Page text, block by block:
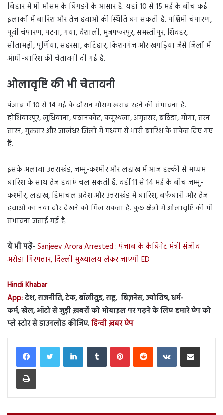
बिहार में भी मौसम के बिगड़ने के आसार हैं. यहां 10 से 15 मई के बीच कई
इलाकों में बारिश और तेज हवाओं की स्थिति बन सकती है. पश्चिमी चंपारण,
पूर्वी चंपारण, पटना, गया, वैशाली, मुजफ्फरपुर, समस्तीपुर, शिवहर,
सीतामढ़ी, पूर्णिया, सहरसा, कटिहार, किशनगंज और खगड़िया जैसे जिलों में
आंधी-बारिश की चेतावनी दी गई है.
ओलावृष्टि की भी चेतावनी
पंजाब में 10 से 14 मई के दौरान मौसम खराब रहने की संभावना है.
होशियारपुर, लुधियाना, पठानकोट, कपूरथला, अमृतसर, बठिंडा, मोगा, तरन
तारन, मुक्तसर और जालंधर जिलों में मध्यम से भारी बारिश के संकेत दिए गए
हैं.
इसके अलावा उत्तराखंड, जम्मू-कश्मीर और लद्दाख में आज हल्की से मध्यम
बारिश के साथ तेज हवाएं चल सकती हैं. वहीं 11 से 14 मई के बीच जम्मू-
कश्मीर, लद्दाख, हिमाचल प्रदेश और उत्तराखंड में बारिश, बर्फबारी और तेज
हवाओं का नया दौर देखने को मिल सकता है. कुछ क्षेत्रों में ओलावृष्टि की भी
संभावना जताई गई है.
ये भी पढ़ें-Sanjeev Arora Arrested : पंजाब के कैबिनेट मंत्री संजीव
अरोड़ा गिरफ्तार, दिल्ली मुख्यालय लेकर जाएगी ED
Hindi Khabar
App:देश, राजनीति, टेक, बॉलीवुड, राष्ट्र, बिज़नेस, ज्योतिष, धर्म-
कर्म, खेल, ऑटो से जुड़ी ख़बरों को मोबाइल पर पढ़ने के लिए हमारे ऐप को
प्ले स्टोर से डाउनलोड कीजिए.हिन्दी ख़बर ऐप
LinkedInTumblr PinterestReddit VKontakteShare via Email
Print